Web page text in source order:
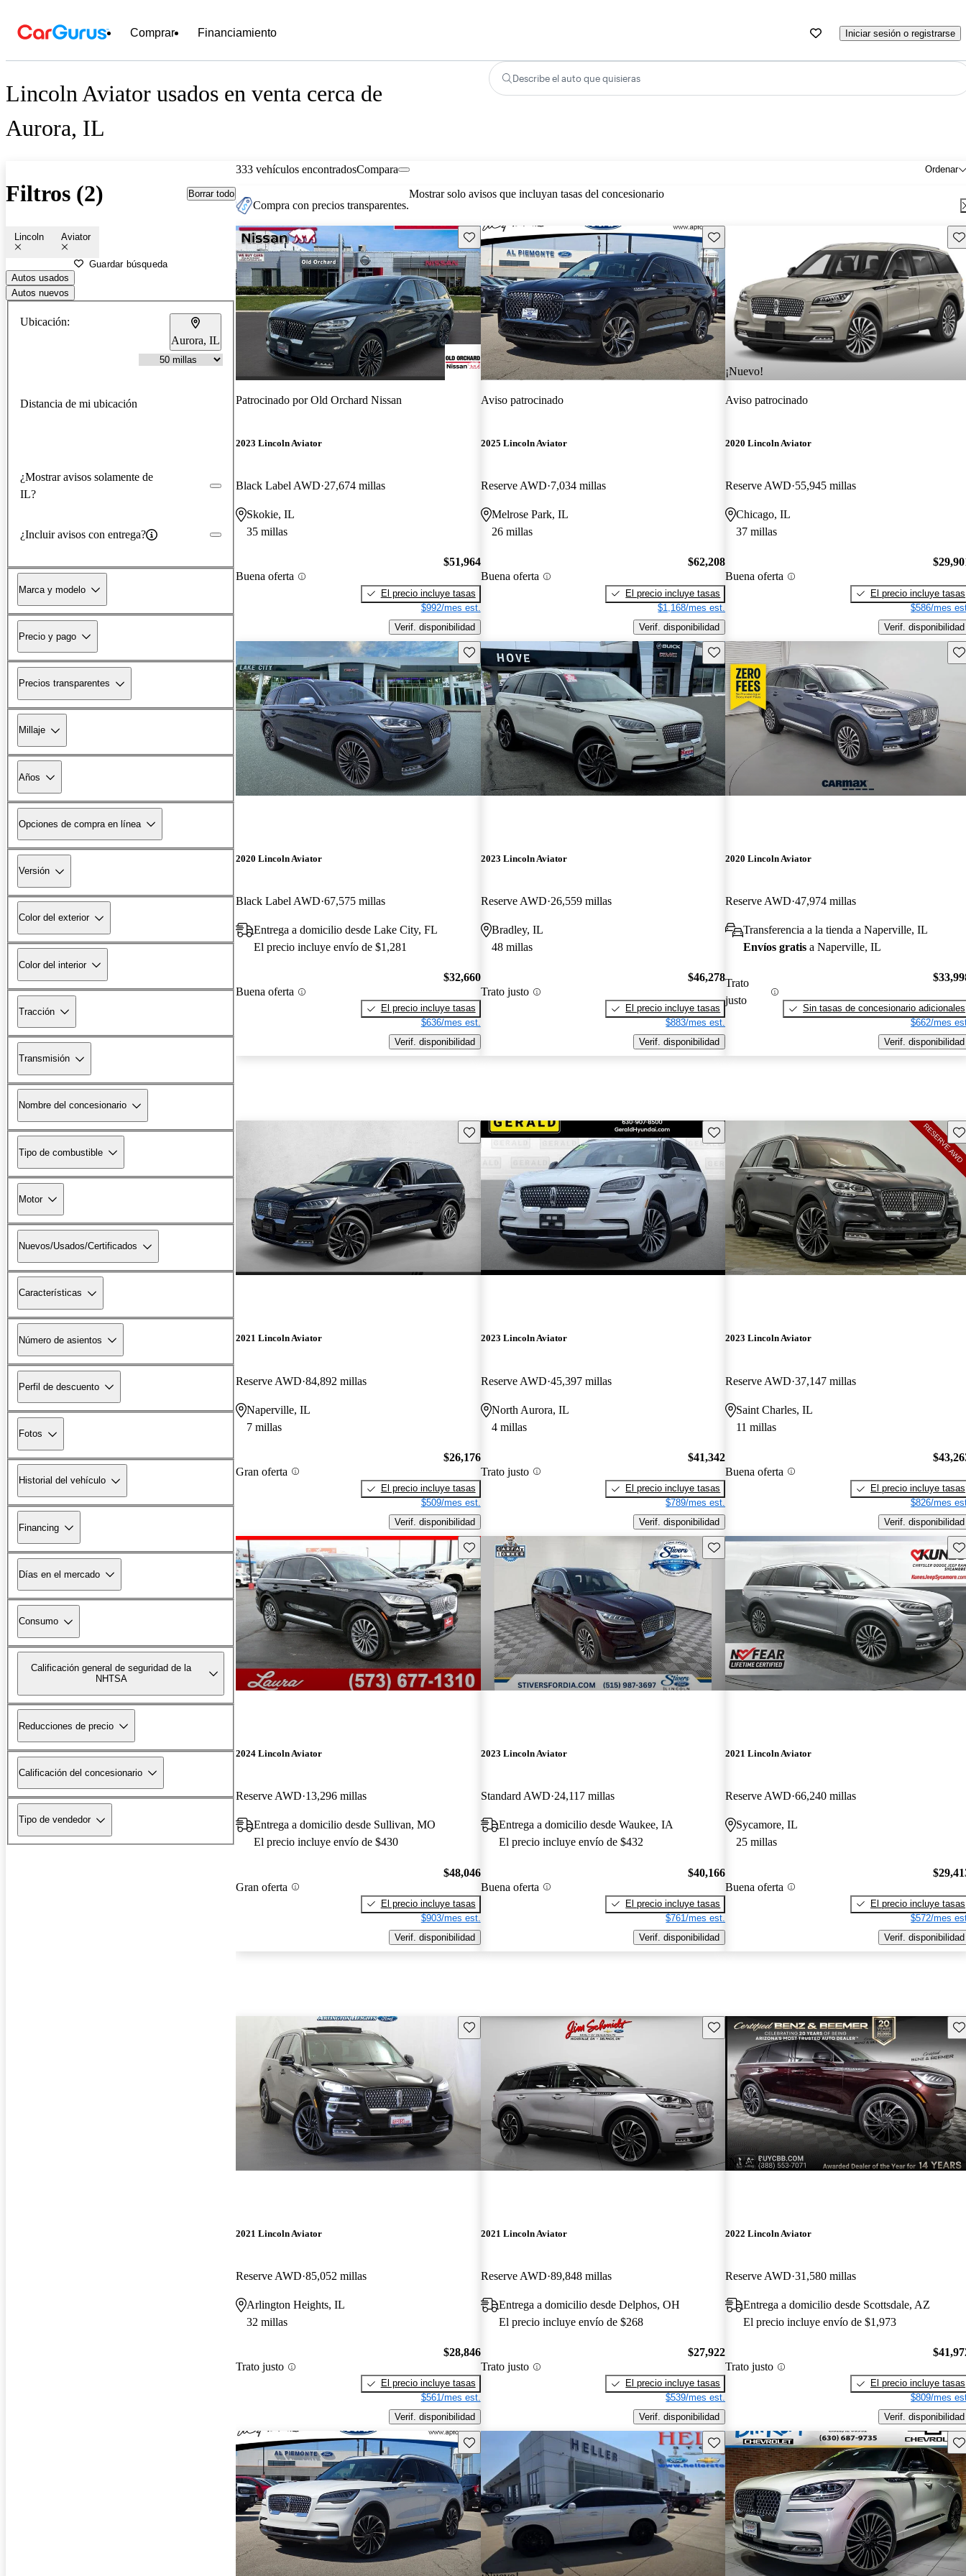
Comprar Financiamiento Iniciar sesión o registrarse
Lincoln Aviator usados en venta cerca de
Aurora, IL
Describe el auto que quisieras
Filtros (2) Borrar todo
Lincoln Aviator
Guardar búsqueda
Autos usados
Autos nuevos
Ubicación:
Aurora, IL
Distancia de mi ubicación
¿Mostrar avisos solamente de
IL?
¿Incluir avisos con entrega?
Marca y modelo
Precio y pago
Precios transparentes
Millaje
Años
Opciones de compra en línea
Versión
Color del exterior
Color del interior
Tracción
Transmisión
Nombre del concesionario
Tipo de combustible
Motor
Nuevos/Usados/Certificados
Características
Número de asientos
Perfil de descuento
Fotos
Historial del vehículo
Financing
Días en el mercado
Consumo
Calificación general de seguridad de la
NHTSA
Reducciones de precio
Calificación del concesionario
Tipo de vendedor
333 vehículos encontrados Ordenar
Compara
Compra con precios transparentes.
Mostrar solo avisos que incluyan tasas del concesionario
Guarda este Aviso
Patrocinado porOld Orchard Nissan
2023 Lincoln Aviator
Black Label AWD 27,674 millas
Skokie, IL
35 millas
Buena oferta
$51,964
El precio incluye tasas
$992/mes est.
Verif. disponibilidad
Guarda este Aviso
Aviso patrocinado
2025 Lincoln Aviator
Reserve AWD 7,034 millas
Melrose Park, IL
26 millas
Buena oferta
$62,208
El precio incluye tasas
$1,168/mes est.
Verif. disponibilidad
¡Nuevo!
Aviso patrocinado
2020 Lincoln Aviator
Reserve AWD 55,945 millas
Chicago, IL
37 millas
Buena oferta
El precio incluye tasas
$586/mes
Verif. disponibilidad
Guarda este Aviso
2020 Lincoln Aviator
Black Label AWD 67,575 millas
Entrega a domicilio desde Lake City, FL
El precio incluye envío de $1,281
Buena oferta
$32,660
El precio incluye tasas
$636/mes est.
Verif. disponibilidad
Guarda este Aviso
2023 Lincoln Aviator
Reserve AWD 26,559 millas
Bradley, IL
48 millas
Trato justo
$46,278
El precio incluye tasas
$883/mes est.
Verif. disponibilidad
2020 Lincoln Aviator
Reserve AWD 47,974 millas
Transferencia a la tienda a Naperville, IL
Envíos gratis a Naperville, IL
Trato
justo
Sin tasas de concesionario adicionales
$662/mes
Verif. disponibilidad
Guarda este Aviso
2021 Lincoln Aviator
Reserve AWD 84,892 millas
Naperville, IL
7 millas
Gran oferta
$26,176
El precio incluye tasas
$509/mes est.
Verif. disponibilidad
Guarda este Aviso
2023 Lincoln Aviator
Reserve AWD 45,397 millas
North Aurora, IL
4 millas
Trato justo
$41,342
El precio incluye tasas
$789/mes est.
Verif. disponibilidad
2023 Lincoln Aviator
Reserve AWD 37,147 millas
Saint Charles, IL
11 millas
Buena oferta
El precio incluye tasas
$826/mes
Verif. disponibilidad
Guarda este Aviso
2024 Lincoln Aviator
Reserve AWD 13,296 millas
Entrega a domicilio desde Sullivan, MO
El precio incluye envío de $430
Gran oferta
$48,046
El precio incluye tasas
$903/mes est.
Verif. disponibilidad
Guarda este Aviso
2023 Lincoln Aviator
Standard AWD 24,117 millas
Entrega a domicilio desde Waukee, IA
El precio incluye envío de $432
Buena oferta
$40,166
El precio incluye tasas
$761/mes est.
Verif. disponibilidad
2021 Lincoln Aviator
Reserve AWD 66,240 millas
Sycamore, IL
25 millas
Buena oferta
El precio incluye tasas
$572/mes
Verif. disponibilidad
Guarda este Aviso
2021 Lincoln Aviator
Reserve AWD 85,052 millas
Arlington Heights, IL
32 millas
Trato justo
$28,846
El precio incluye tasas
$561/mes est.
Verif. disponibilidad
Guarda este Aviso
2021 Lincoln Aviator
Reserve AWD 89,848 millas
Entrega a domicilio desde Delphos, OH
El precio incluye envío de $268
Trato justo
$27,922
El precio incluye tasas
$539/mes est.
Verif. disponibilidad
¡Nuevo!
2022 Lincoln Aviator
Reserve AWD 31,580 millas
Entrega a domicilio desde Scottsdale, AZ
El precio incluye envío de $1,973
Trato justo
El precio incluye tasas
$809/mes
Verif. disponibilidad
Guarda este Aviso Guarda este Aviso